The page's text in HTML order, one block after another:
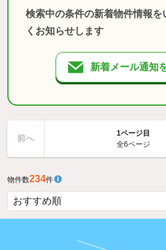
検索中の条件の新着物件情報を
くお知らせします
新着メール通知
前へ
1ページ目
全6ページ
物件数234件